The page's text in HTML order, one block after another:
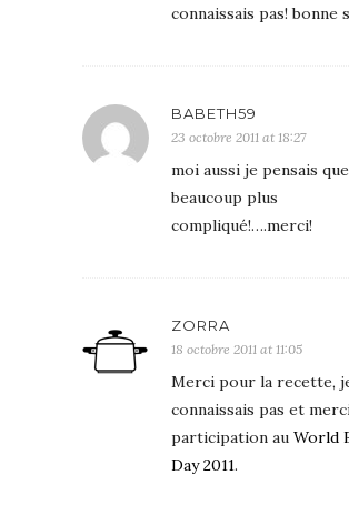
connaissais pas! bonne
BABETH59
23 octobre 2011 at 18:27
moi aussi je pensais
beaucoup plus
compliqué!….merci!
ZORRA
18 octobre 2011 at 11:05
Merci pour la recette,
connaissais pas et
participation au World
Day 2011.